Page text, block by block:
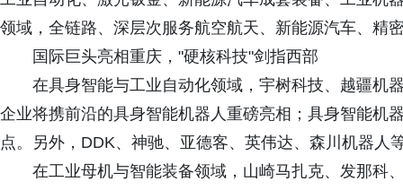
领域，全链路、深层次服务航空航天、新能源汽车、精
国际巨头亮相重庆，"硬核科技"剑指西部
在具身智能与工业自动化领域，宇树科技、越疆机
企业将携前沿的具身智能机器人重磅亮相；具身智能机
点。另外，DDK、神驰、亚德客、英伟达、森川机器人
在工业母机与智能装备领域，山崎马扎克、发那科